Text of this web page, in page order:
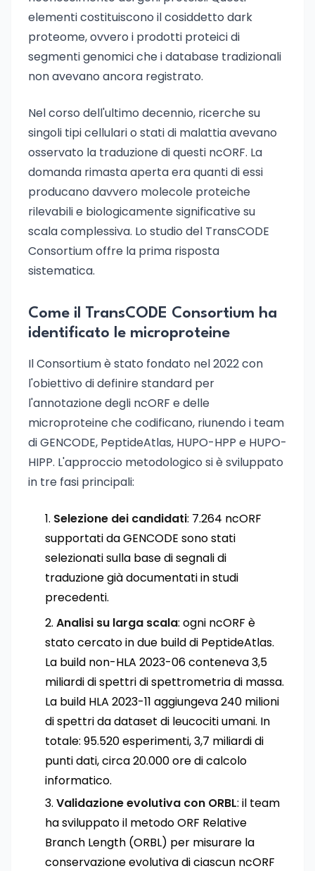
elementi costituiscono il cosiddetto dark
proteome, ovvero i prodotti proteici di
segmenti genomici che i database tradizionali
non avevano ancora registrato.
Nel corso dell'ultimo decennio, ricerche su
singoli tipi cellulari o stati di malattia avevano
osservato la traduzione di questi ncORF. La
domanda rimasta aperta era quanti di essi
producano davvero molecole proteiche
rilevabili e biologicamente significative su
scala complessiva. Lo studio del TransCODE
Consortium offre la prima risposta
sistematica.
Come il TransCODE Consortium ha
identificato le microproteine
Il Consortium è stato fondato nel 2022 con
l'obiettivo di definire standard per
l'annotazione degli ncORF e delle
microproteine che codificano, riunendo i team
di GENCODE, PeptideAtlas, HUPO-HPP e HUPO-
HIPP. L'approccio metodologico si è sviluppato
in tre fasi principali:
Selezione dei candidati: 7.264 ncORF
supportati da GENCODE sono stati
selezionati sulla base di segnali di
traduzione già documentati in studi
precedenti.
Analisi su larga scala: ogni ncORF è
stato cercato in due build di PeptideAtlas.
La build non-HLA 2023-06 conteneva 3,5
miliardi di spettri di spettrometria di massa.
La build HLA 2023-11 aggiungeva 240 milioni
di spettri da dataset di leucociti umani. In
totale: 95.520 esperimenti, 3,7 miliardi di
punti dati, circa 20.000 ore di calcolo
informatico.
Validazione evolutiva con ORBL: il team
ha sviluppato il metodo ORF Relative
Branch Length (ORBL) per misurare la
conservazione evolutiva di ciascun ncORF